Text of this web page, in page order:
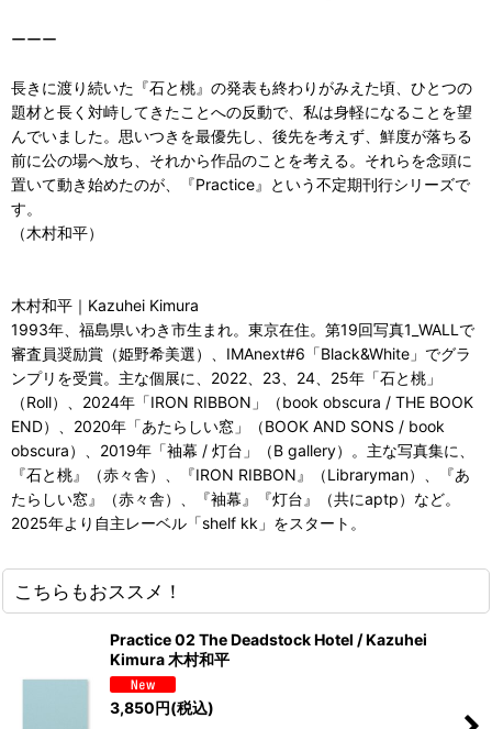
ーーー
長きに渡り続いた『石と桃』の発表も終わりがみえた頃、ひとつの
題材と長く対峙してきたことへの反動で、私は身軽になることを望
んでいました。思いつきを最優先し、後先を考えず、鮮度が落ちる
前に公の場へ放ち、それから作品のことを考える。それらを念頭に
置いて動き始めたのが、『Practice』という不定期刊行シリーズで
す。
（木村和平）
木村和平｜Kazuhei Kimura
1993年、福島県いわき市生まれ。東京在住。第19回写真1_WALLで
審査員奨励賞（姫野希美選）、IMAnext#6「Black&White」でグラ
ンプリを受賞。主な個展に、2022、23、24、25年「石と桃」
（Roll）、2024年「IRON RIBBON」（book obscura / THE BOOK
END）、2020年「あたらしい窓」（BOOK AND SONS / book
obscura）、2019年「袖幕 / 灯台」（B gallery）。主な写真集に、
『石と桃』（赤々舎）、『IRON RIBBON』（Libraryman）、『あ
たらしい窓』（赤々舎）、『袖幕』『灯台』（共にaptp）など。
2025年より自主レーベル「shelf kk」をスタート。
こちらもおススメ！
Practice 02 The Deadstock Hotel / Kazuhei
Kimura 木村和平
3,850円(税込)